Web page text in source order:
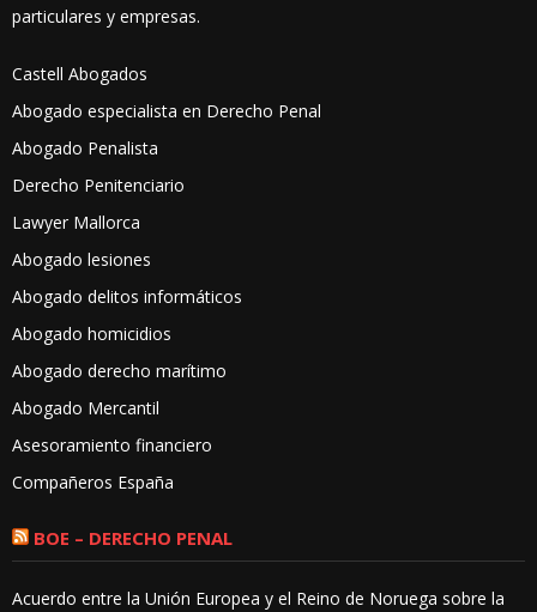
particulares y empresas.
Castell Abogados
Abogado especialista en Derecho Penal
Abogado Penalista
Derecho Penitenciario
Lawyer Mallorca
Abogado lesiones
Abogado delitos informáticos
Abogado homicidios
Abogado derecho marítimo
Abogado Mercantil
Asesoramiento financiero
Compañeros España
BOE – DERECHO PENAL
Acuerdo entre la Unión Europea y el Reino de Noruega sobre la